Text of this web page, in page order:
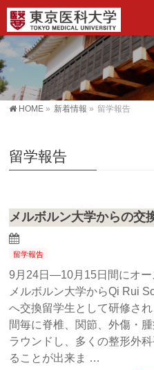
HOME » 新着情報 » 留学報告
留学報告
メルボルン大学からの交
留学報告
9月24日―10月15日間にオー
メルボルン大学からQi Rui
へ交換留学生として研修さ
間毎に脊椎、関節、外傷・
ラウンドし、多くの整形外
ることが出来ま …